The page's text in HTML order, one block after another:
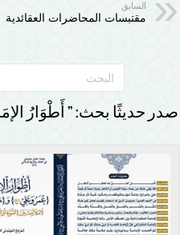
السابق
مقتبسات المحاضرات العقائدية
صدر حديثًا بحث: ” أَطْوَارُ